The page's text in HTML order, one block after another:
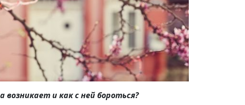
возникает и как с ней бороться?